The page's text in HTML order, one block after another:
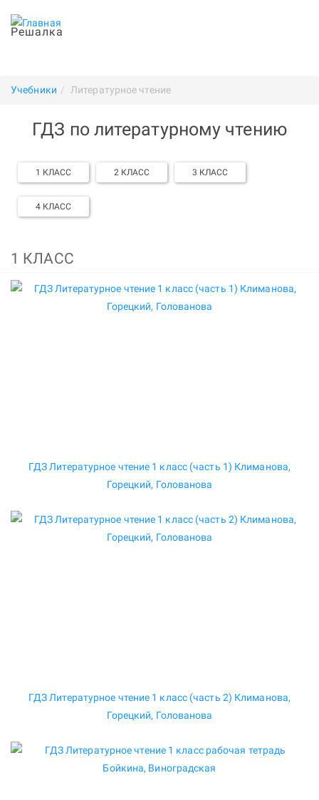
Решалка
Учебники Литературное чтение
ГДЗ по литературному чтению
1 КЛАСС 2 КЛАСС 3 КЛАСС
4 КЛАСС
1 КЛАСС
ГДЗ Литературное чтение 1 класс (часть 1) Климанова,
Горецкий, Голованова
ГДЗ Литературное чтение 1 класс (часть 2) Климанова,
Горецкий, Голованова